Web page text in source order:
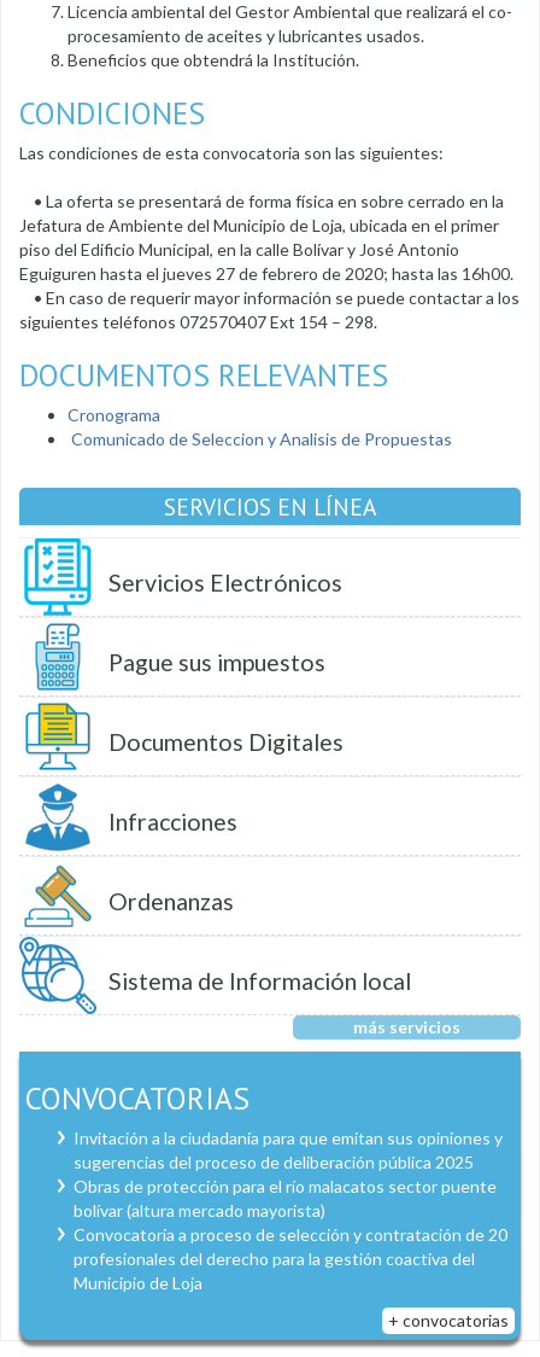
Licencia ambiental del Gestor Ambiental que realizará el co-
procesamiento de aceites y lubricantes usados.
Beneficios que obtendrá la Institución.
CONDICIONES
Las condiciones de esta convocatoria son las siguientes:
• La oferta se presentará de forma física en sobre cerrado en la
Jefatura de Ambiente del Municipio de Loja, ubicada en el primer
piso del Edificio Municipal, en la calle Bolívar y José Antonio
Eguiguren hasta el jueves 27 de febrero de 2020; hasta las 16h00.
• En caso de requerir mayor información se puede contactar a los
siguientes teléfonos 072570407 Ext 154 – 298.
DOCUMENTOS RELEVANTES
Cronograma
Comunicado de Seleccion y Analisis de Propuestas
SERVICIOS EN LÍNEA
Servicios Electrónicos
Pague sus impuestos
Documentos Digitales
Infracciones
Ordenanzas
Sistema de Información local
más servicios
CONVOCATORIAS
Invitación a la ciudadanía para que emitan sus opiniones y
sugerencias del proceso de deliberación pública 2025
Obras de protección para el río malacatos sector puente
bolívar (altura mercado mayorista)
Convocatoria a proceso de selección y contratación de 20
profesionales del derecho para la gestión coactiva del
Municipio de Loja
+ convocatorias